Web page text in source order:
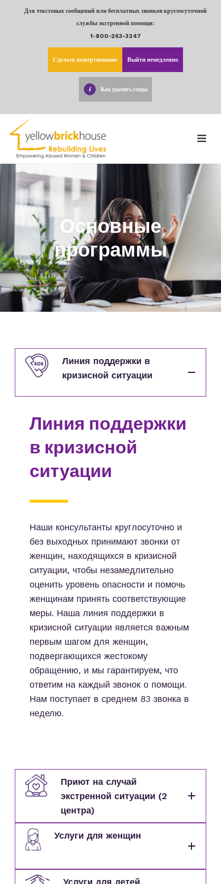
Для текстовых сообщений или бесплатных звонков круглосуточной
службы экстренной помощи:
1-800-263-3247
Сделать пожертвование Выйти немедленно
Как удалить следы
Основные
программы
Линия поддержки в
кризисной ситуации
Линия поддержки
в кризисной
ситуации
Наши консультанты круглосуточно и
без выходных принимают звонки от
женщин, находящихся в кризисной
ситуации, чтобы незамедлительно
оценить уровень опасности и помочь
женщинам принять соответствующие
меры. Наша линия поддержки в
кризисной ситуации является важным
первым шагом для женщин,
подвергающихся жестокому
обращению, и мы гарантируем, что
ответим на каждый звонок о помощи.
Нам поступает в среднем 83 звонка в
неделю.
Приют на случай
экстренной ситуации (2
центра)
Услуги для женщин
Услуги для детей